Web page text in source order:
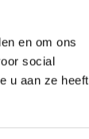
en om ons
social
u aan ze heeft